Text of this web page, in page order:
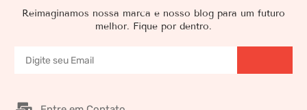
Reimaginamos nossa marca e nosso blog para um futuro
melhor. Fique por dentro.